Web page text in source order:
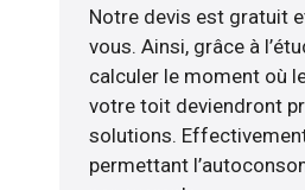
Notre devis est gratuit
vous. Ainsi, grâce à
calculer le moment où
votre toit deviendront
solutions.
permettant